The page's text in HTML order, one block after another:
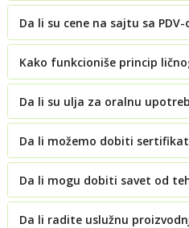
Da li su cene na sajtu sa
Kako funkcioniše princip
Da li su ulja za oralnu
Da li možemo dobiti
Da li mogu dobiti savet od
Da li radite uslužnu